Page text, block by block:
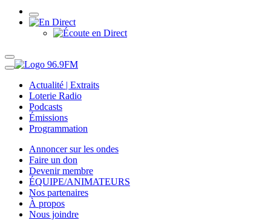
Actualité | Extraits
Loterie Radio
Podcasts
Émissions
Programmation
Annoncer sur les ondes
Faire un don
Devenir membre
ÉQUIPE/ANIMATEURS
Nos partenaires
À propos
Nous joindre